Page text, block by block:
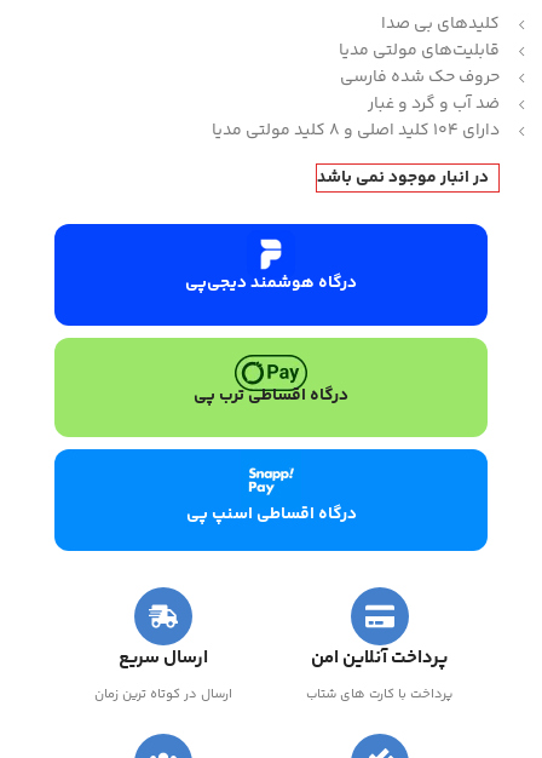
کلیدهای بی صدا
قابلیت‌های مولتی مدیا
حروف حک شده فارسی
ضد آب و گرد و غبار
دارای ۱۰۴ کلید اصلی و ۸ کلید مولتی مدیا
در انبار موجود نمی باشد
درگاه هوشمند دیجی‌پی
درگاه اقساطی ترب پی
درگاه اقساطی اسنپ پی
پرداخت آنلاین امن
پرداخت با کارت های شتاب
ارسال سریع
ارسال در کوتاه ترین زمان